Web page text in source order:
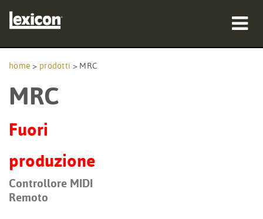
dove acquistare
formazione
supporto
home > prodotti > MRC
MRC
Fuori
produzione
Controllore MIDI
Remoto